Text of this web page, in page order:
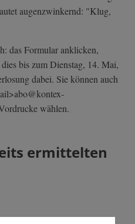
augenzwinkernd: "Klug,
das Formular anklicken,
bis zum Dienstag, 14. Mai,
dabei. Sie können auch
wählen.
ermittelten